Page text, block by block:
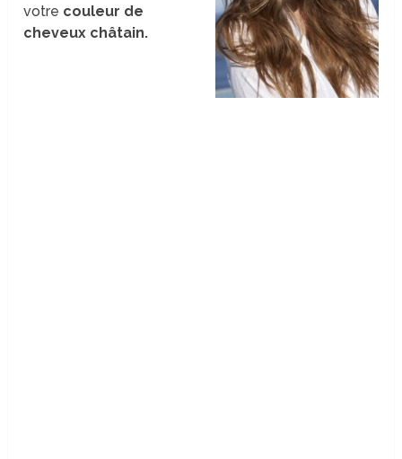
votre couleur de
cheveux châtain.